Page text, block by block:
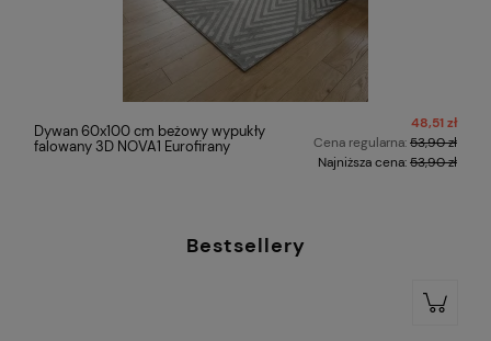
Dywan 60x100 cm beżowy wypukły
falowany 3D NOVA1 Eurofirany
48,51 zł
Cena regularna:53,90 zł
Najniższa cena:53,90 zł
Bestsellery